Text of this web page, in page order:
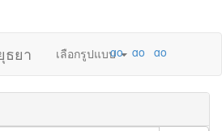
ธยา เลือกรูปแบบ